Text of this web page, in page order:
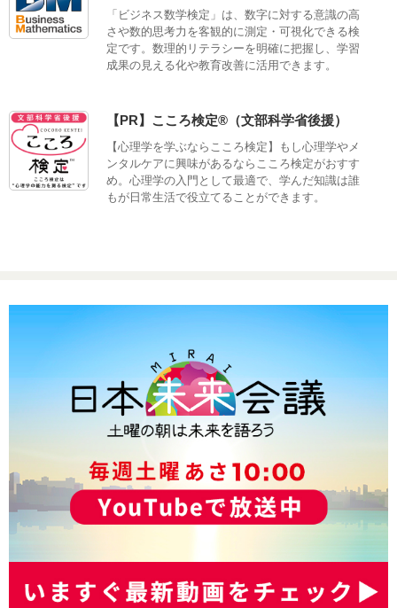
美容・ファッション デザイン・クリエイティブ
語学・国際ビジネス サステナブル・自然・環境・生物
生活・サービス・冠婚葬祭 車両・航空・船舶・無線
「ビジネス数学検定」は、数字に対する意識の高
さや数的思考力を客観的に測定・可視化できる検
定です。数理的リテラシーを明確に把握し、学習
成果の見える化や教育改善に活用できます。
【PR】こころ検定®（文部科学省後援）
【心理学を学ぶならこころ検定】もし心理学やメ
ンタルケアに興味があるならこころ検定がおすす
め。心理学の入門として最適で、学んだ知識は誰
もが日常生活で役立てることができます。